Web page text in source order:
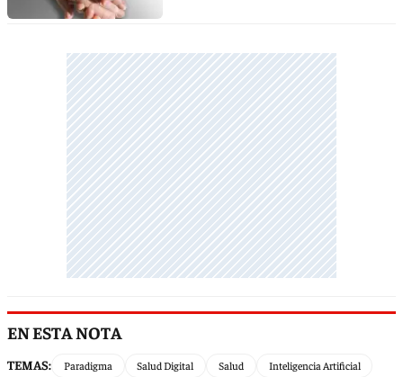
EN ESTA NOTA
TEMAS: Paradigma Salud Digital Salud Inteligencia Artificial